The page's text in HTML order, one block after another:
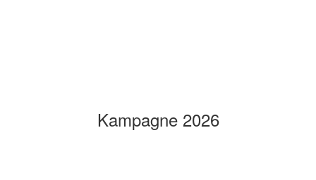
Kampagne 2026